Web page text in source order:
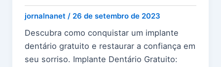
jornalnanet / 26 de setembro de 2023
Descubra como conquistar um implante
dentário gratuito e restaurar a confiança em
seu sorriso. Implante Dentário Gratuito: